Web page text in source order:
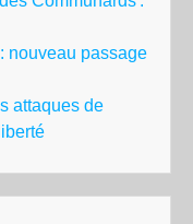
nouveau passage
attaques de